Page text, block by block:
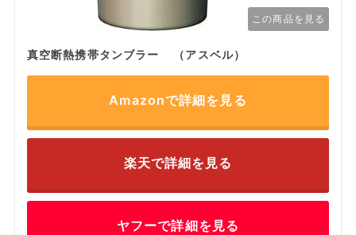
この商品を見る
真空断熱携帯タンブラー （アスベル）
Amazonで詳細を見る
楽天で詳細を見る
ヤフーで詳細を見る